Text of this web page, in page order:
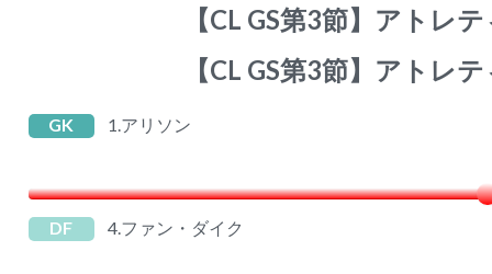
【CL GS第3節】アトレ
【CL GS第3節】アトレ
GK 1.アリソン
DF 4.ファン・ダイク